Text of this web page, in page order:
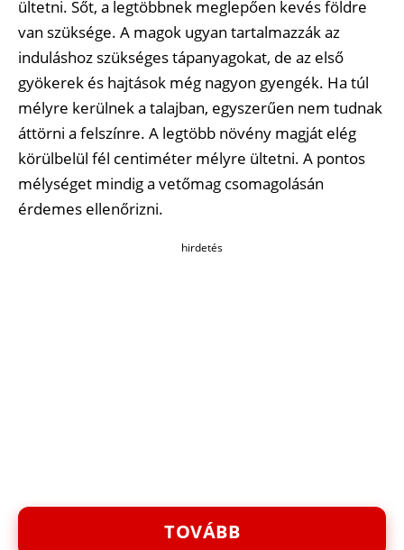
ültetni. Sőt, a legtöbbnek meglepően kevés földre
van szüksége. A magok ugyan tartalmazzák az
induláshoz szükséges tápanyagokat, de az első
gyökerek és hajtások még nagyon gyengék. Ha túl
mélyre kerülnek a talajban, egyszerűen nem tudnak
áttörni a felszínre. A legtöbb növény magját elég
körülbelül fél centiméter mélyre ültetni. A pontos
mélységet mindig a vetőmag csomagolásán
érdemes ellenőrizni.
hirdetés
TOVÁBB